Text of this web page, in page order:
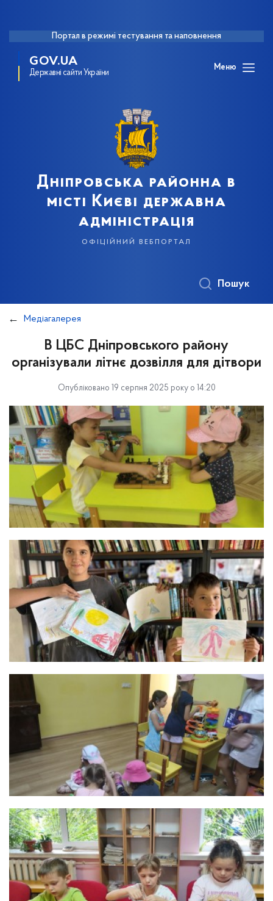
Портал в режимі тестування та наповнення
GOV.UA
Державні сайти України
Меню
Дніпровська районна в
місті Києві державна
адміністрація
офіційний вебпортал
Пошук
Медіагалерея
В ЦБС Дніпровського району
організували літнє дозвілля для дітвори
Опубліковано 19 серпня 2025 року о 14:20